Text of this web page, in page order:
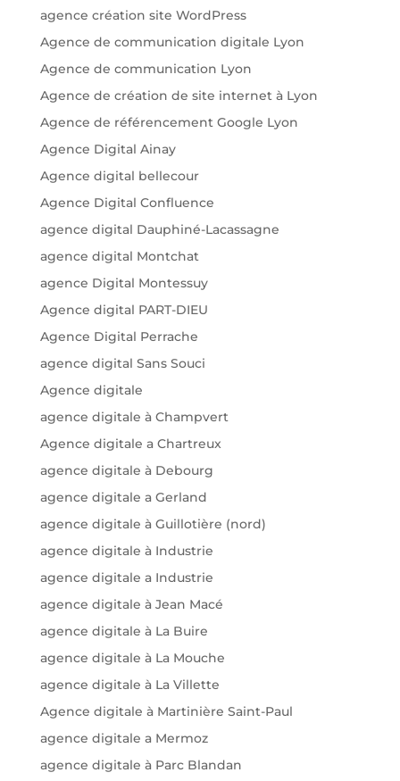
agence création site WordPress
Agence de communication digitale Lyon
Agence de communication Lyon
Agence de création de site internet à Lyon
Agence de référencement Google Lyon
Agence Digital Ainay
Agence digital bellecour
Agence Digital Confluence
agence digital Dauphiné-Lacassagne
agence digital Montchat
agence Digital Montessuy
Agence digital PART-DIEU
Agence Digital Perrache
agence digital Sans Souci
Agence digitale
agence digitale à Champvert
Agence digitale a Chartreux
agence digitale à Debourg
agence digitale a Gerland
agence digitale à Guillotière (nord)
agence digitale à Industrie
agence digitale a Industrie
agence digitale à Jean Macé
agence digitale à La Buire
agence digitale à La Mouche
agence digitale à La Villette
Agence digitale à Martinière Saint-Paul
agence digitale a Mermoz
agence digitale à Parc Blandan